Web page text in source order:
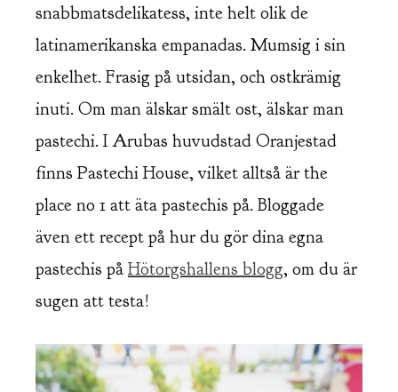
snabbmatsdelikatess, inte helt olik de
latinamerikanska empanadas. Mumsig i sin
enkelhet. Frasig på utsidan, och ostkrämig
inuti. Om man älskar smält ost, älskar man
pastechi. I Arubas huvudstad Oranjestad
finns Pastechi House, vilket alltså är the
place no 1 att äta pastechis på. Bloggade
även ett recept på hur du gör dina egna
pastechis på Hötorgshallens blogg, om du är
sugen att testa!